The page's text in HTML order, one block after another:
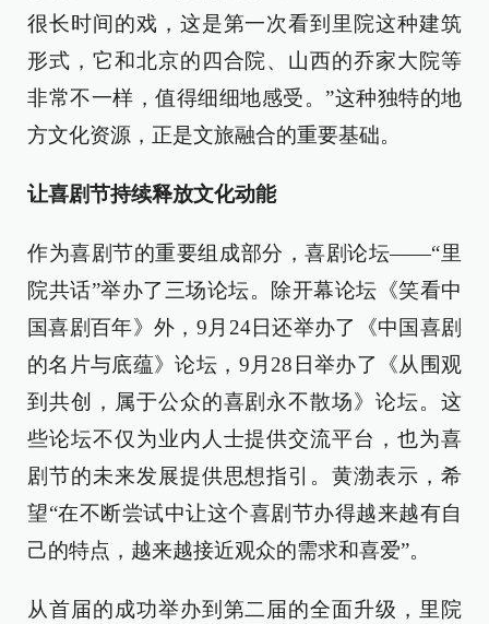
很长时间的戏，这是第一次看到里院这种建筑
形式，它和北京的四合院、山西的乔家大院等
非常不一样，值得细细地感受。”这种独特的地
方文化资源，正是文旅融合的重要基础。
让喜剧节持续释放文化动能
作为喜剧节的重要组成部分，喜剧论坛——“里
院共话”举办了三场论坛。除开幕论坛《笑看中
国喜剧百年》外，9月24日还举办了《中国喜剧
的名片与底蕴》论坛，9月28日举办了《从围观
到共创，属于公众的喜剧永不散场》论坛。这
些论坛不仅为业内人士提供交流平台，也为喜
剧节的未来发展提供思想指引。黄渤表示，希
望“在不断尝试中让这个喜剧节办得越来越有自
己的特点，越来越接近观众的需求和喜爱”。
从首届的成功举办到第二届的全面升级，里院